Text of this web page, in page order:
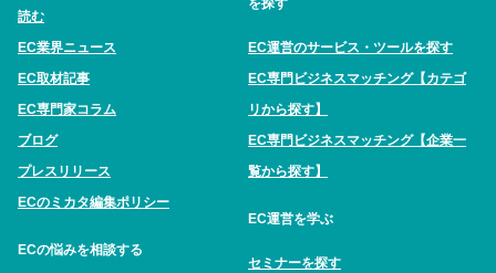
読む
EC業界ニュース
EC取材記事
EC専門家コラム
ブログ
プレスリリース
ECのミカタ編集ポリシー
ECの悩みを相談する
を探す
EC運営のサービス・ツールを探す
EC専門ビジネスマッチング【カテゴ
リから探す】
EC専門ビジネスマッチング【企業一
覧から探す】
EC運営を学ぶ
セミナーを探す